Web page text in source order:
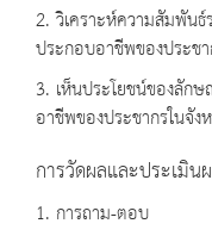
2. วิเคราะห์ความสัมพัน
ประกอบอาชีพของประช
3. เห็นประโยชน์ของลัก
อาชีพของประชากรในจัง
การวัดผลและประเมิน
1. การถาม-ตอบ